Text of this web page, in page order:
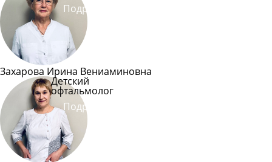
Подробнее
Захарова Ирина Вениаминовна
Детский
офтальмолог
Подробнее